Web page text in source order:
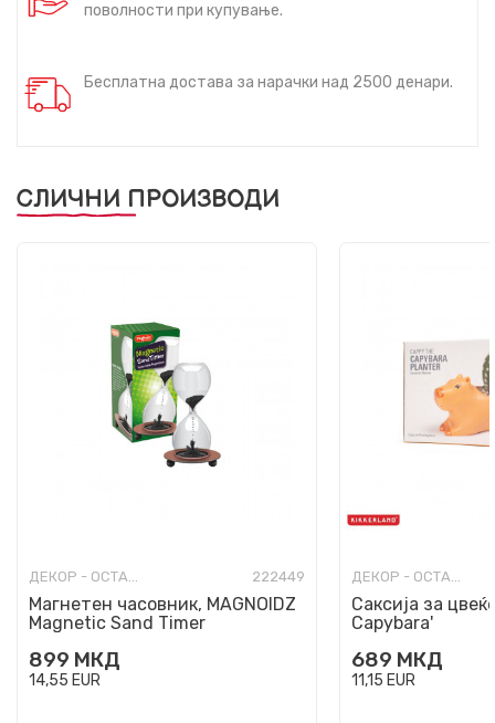
поволности при купување.
Бесплатна достава за нарачки над 2500 денари.
СЛИЧНИ ПРОИЗВОДИ
ДЕКОР - ОСТАНАТО 222449
Магнетен часовник, MAGNOIDZ
Magnetic Sand Timer
899 МКД
14,55 EUR
ДЕКОР - ОСТАНАТО
Саксија за
Capybara'
689 МКД
11,15 EUR